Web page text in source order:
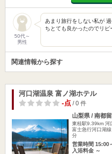
50代～
男性
あまり旅行をしない私が
ちとても良かったのでリ
関連情報から探す
河口湖温泉 富ノ湖ホテル
-点/ 0 件
山梨県 / 南都
東桂駅9.39km 河
富士急行河口湖
分
営業時間 15:00
入浴料金 ～